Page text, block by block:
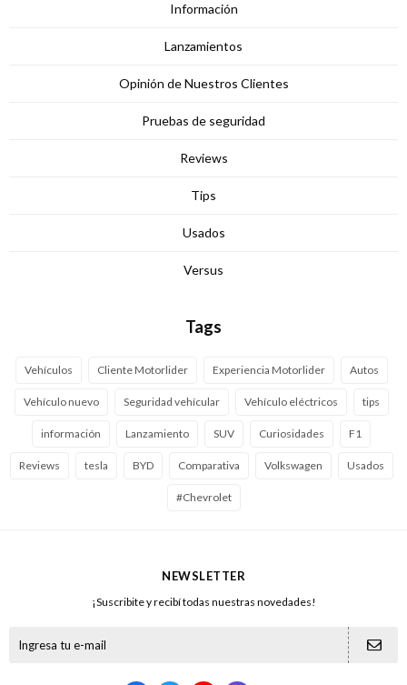
Información
Lanzamientos
Opinión de Nuestros Clientes
Pruebas de seguridad
Reviews
Tips
Usados
Versus
Tags
Vehículos Cliente Motorlider Experiencia Motorlider Autos
Vehículo nuevo Seguridad vehícular Vehículo eléctricos tips
información Lanzamiento SUV Curiosidades F1
Reviews tesla BYD Comparativa Volkswagen Usados
#Chevrolet
NEWSLETTER
¡Suscribite y recibí todas nuestras novedades!